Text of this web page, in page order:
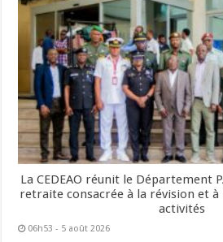
La CEDEAO réunit le Département
retraite consacrée à la révision et
activités
06h53 - 5 août 2026